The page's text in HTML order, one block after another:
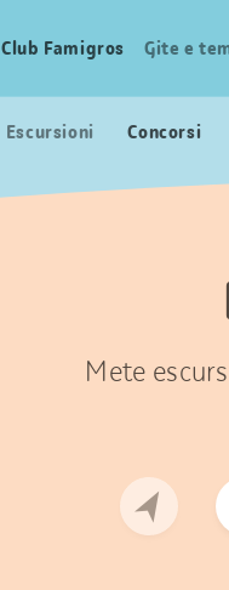
Navigazione
Club Famigros Gite e
Escursioni Concorsi
Mete